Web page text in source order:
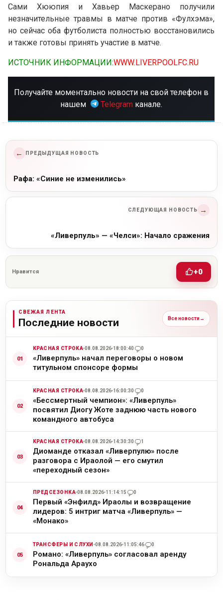
Сами Хююпия и Хавьер Маскерано получили
незначительные травмы в матче против «Фулхэма»,
но сейчас оба футболиста полностью восстановились
и также готовы принять участие в матче.
ИСТОЧНИК ИНФОРМАЦИИ:WWW.LIVERPOOLFC.RU
Получайте моментально новости на свой телефон в
нашем
Telegram канале.
← ПРЕДЫДУЩАЯ НОВОСТЬ
Рафа: «Синие не изменились»
СЛЕДУЮЩАЯ НОВОСТЬ →
«Ливерпуль» — «Челси»: Начало сражения
Нравится +0
СВЕЖАЯ ЛЕНТА
Последние новости Все новости→
КРАСНАЯ СТРОКА 08.08.2026 18:00:40 0
«Ливерпуль» начал переговоры о новом
титульном спонсоре формы
КРАСНАЯ СТРОКА 08.08.2026 16:00:30 0
«Бессмертный чемпион»: «Ливерпуль»
посвятил Диогу Жоте заднюю часть нового
командного автобуса
КРАСНАЯ СТРОКА 08.08.2026 14:30:30 1
Диоманде отказал «Ливерпулю» после
разговора с Ираолой — его смутил
«переходный сезон»
ПРЕДСЕЗОНКА 08.08.2026 11:14:15 0
Первый «Энфилд» Ираолы и возвращение
лидеров: 5 интриг матча «Ливерпуль» —
«Монако»
ТРАНСФЕРЫ И СЛУХИ 08.08.2026 11:05:46 0
Романо: «Ливерпуль» согласовал аренду
Рональда Араухо